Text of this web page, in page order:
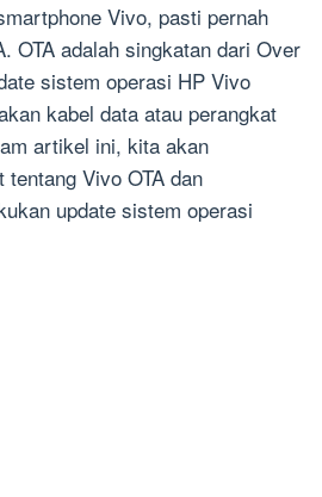
Vivo, pasti pernah
OTA adalah singkatan dari Over
sistem operasi HP Vivo
kabel data atau perangkat
artikel ini, kita akan
Vivo OTA dan
update sistem operasi